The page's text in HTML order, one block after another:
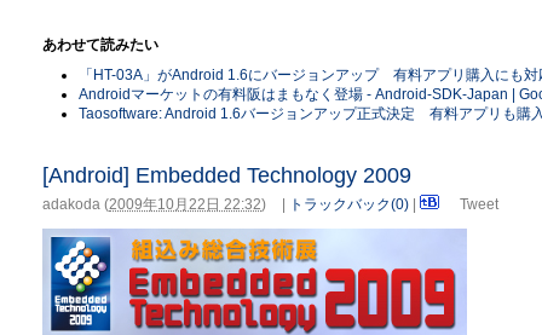
あわせて読みたい
「HT-03A」がAndroid 1.6にバージョンアップ 有料アプリ購入にも
Androidマーケットの有料阪はまもなく登場 - Android-SDK-Japan |
Taosoftware: Android 1.6バージョンアップ正式決定 有料アプリも購
[Android] Embedded Technology 2009
adakoda (2009年10月22日 22:32) トラックバック(0) Tweet